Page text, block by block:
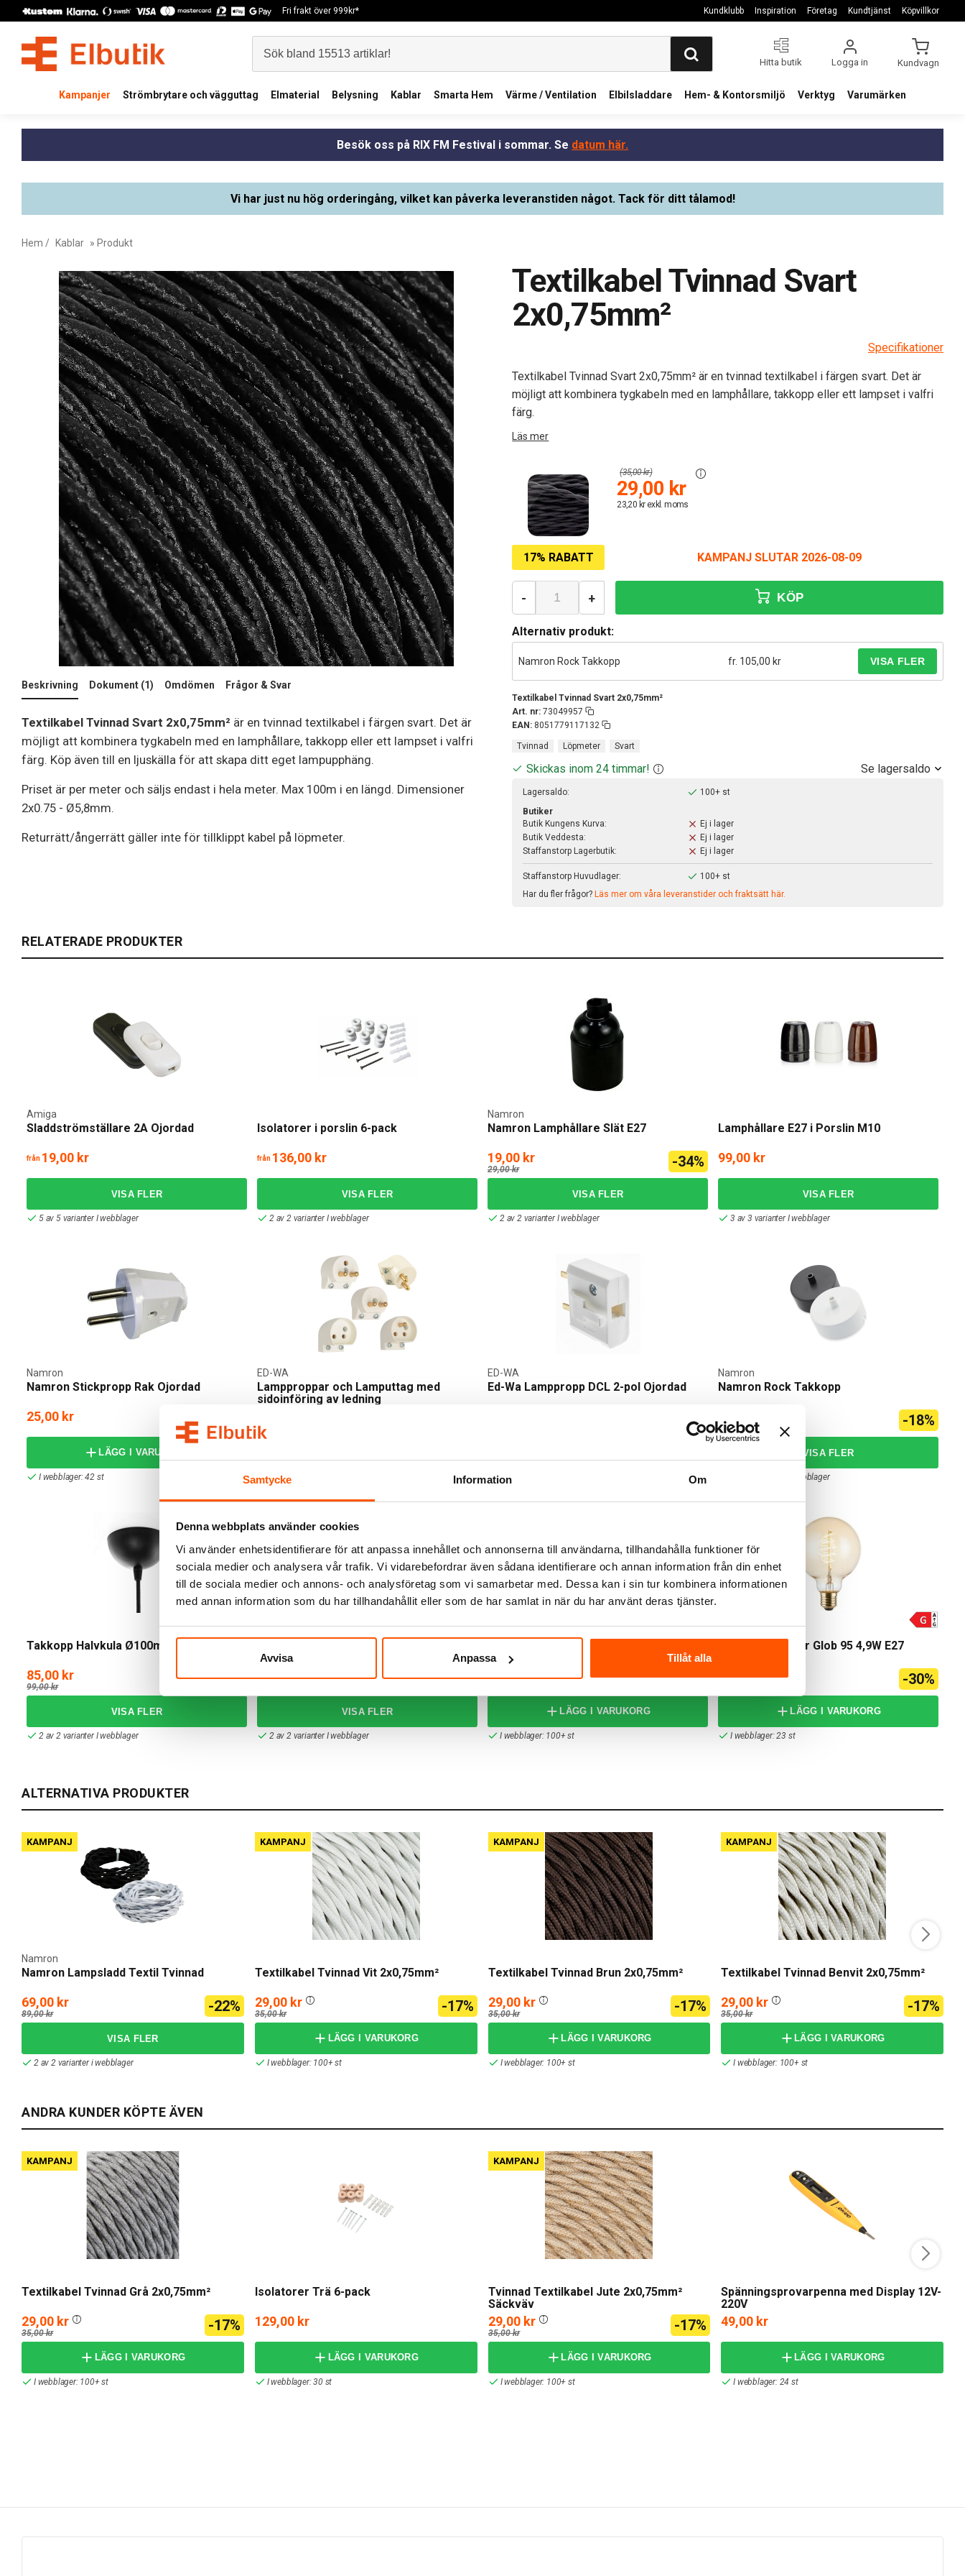
Samtycke Information Om
Denna webbplats använder cookies
Vi använder enhetsidentifierare för att anpassa innehållet och annonserna till användarna, tillhandahålla funktioner för
sociala medier och analysera vår trafik. Vi vidarebefordrar även sådana identifierare och annan information från din enhet
till de sociala medier och annons- och analysföretag som vi samarbetar med. Dessa kan i sin tur kombinera informationen
med annan information som du har tillhandahållit eller som de har samlat in när du har använt deras tjänster.
Avvisa Anpassa Tillåt alla
Fri frakt över 999kr* Kundklubb Inspiration Företag Kundtjänst Köpvillkor
Hitta butik Logga in Kundvagn
Kampanjer Strömbrytare och vägguttag Elmaterial Belysning Kablar Smarta Hem Värme / Ventilation Elbilsladdare Hem- & Kontorsmiljö Verktyg Varumärken
Besök oss på RIX FM Festival i sommar. Se datum här.
Vi har just nu hög orderingång, vilket kan påverka leveranstiden något. Tack för ditt tålamod!
Hem / Kablar » Produkt
Beskrivning Dokument (1) Omdömen Frågor & Svar
Textilkabel Tvinnad Svart 2x0,75mm² är en tvinnad textilkabel i färgen svart. Det är
möjligt att kombinera tygkabeln med en lamphållare, takkopp eller ett lampset i valfri
färg. Köp även till en ljuskälla för att skapa ditt eget lampupphäng.
Priset är per meter och säljs endast i hela meter. Max 100m i en längd. Dimensioner
2x0.75 - Ø5,8mm.
Returrätt/ångerrätt gäller inte för tillklippt kabel på löpmeter.
Textilkabel Tvinnad Svart
2x0,75mm²
Specifikationer
Textilkabel Tvinnad Svart 2x0,75mm² är en tvinnad textilkabel i färgen svart. Det är
möjligt att kombinera tygkabeln med en lamphållare, takkopp eller ett lampset i valfri
färg.
Läs mer
17% RABATT KAMPANJ SLUTAR 2026-08-09
29,00 kr
23,20 kr exkl. moms
(35,00 kr)
Textilkabel Tvinnad Svart 2x0,75mm²
Art. nr: 73049957
EAN: 8051779117132
- + KÖP
Tvinnad Löpmeter Svart
Alternativ produkt:
Namron Rock Takkopp fr. 105,00 kr
Skickas inom 24 timmar! Se lagersaldo
Lagersaldo:
100+ st
Butiker
Butik Kungens Kurva:
Ej i lager
Butik Veddesta:
Ej i lager
Staffanstorp Lagerbutik:
Ej i lager
Staffanstorp Huvudlager:
100+ st
Har du fler frågor? Läs mer om våra leveranstider och fraktsätt här.
RELATERADE PRODUKTER
Sladdströmställare 2A Ojordad
Amiga
från 19,00 kr
5 av 5 varianter I webblager
Isolatorer i porslin 6-pack
från 136,00 kr
2 av 2 varianter I webblager
Namron Lamphållare Slät E27
Namron
19,00 kr
29,00 kr -34%
2 av 2 varianter I webblager
Lamphållare E27 i Porslin M10
99,00 kr
3 av 3 varianter I webblager
Namron Stickpropp Rak Ojordad
Namron
25,00 kr
LÄGG I VARUKORG
I webblager: 42 st
Lampproppar och Lamputtag med
sidoinföring av ledning
ED-WA
4 av 4 varianter I webblager
Ed-Wa Lamppropp DCL 2-pol Ojordad
ED-WA
I webblager: 100+ st
Namron Rock Takkopp
Namron
129,00 kr -18%
2 av 2 varianter I webblager
Takkopp Halvkula Ø100mm
85,00 kr
99,00 kr -14%
2 av 2 varianter I webblager
Vrängbar Gummi
169,00 kr
2 av 2 varianter I webblager
3-pack
99,00 kr
LÄGG I VARUKORG
I webblager: 100+ st
J&EL Flexi Dekor Glob 95 4,9W E27
83,00 kr -30%
LÄGG I VARUKORG
I webblager: 23 st
ALTERNATIVA PRODUKTER
KAMPANJ
Namron Lampsladd Textil Tvinnad
Namron
69,00 kr
89,00 kr -22%
2 av 2 varianter i webblager
KAMPANJ
Textilkabel Tvinnad Vit 2x0,75mm²
29,00 kr
35,00 kr -17%
LÄGG I VARUKORG
I webblager: 100+ st
KAMPANJ
Textilkabel Tvinnad Brun 2x0,75mm²
29,00 kr
35,00 kr -17%
LÄGG I VARUKORG
I webblager: 100+ st
KAMPANJ
Textilkabel Tvinnad Benvit 2x0,75mm²
29,00 kr
35,00 kr -17%
LÄGG I VARUKORG
I webblager: 100+ st
ANDRA KUNDER KÖPTE ÄVEN
KAMPANJ
Textilkabel Tvinnad Grå 2x0,75mm²
29,00 kr
35,00 kr -17%
LÄGG I VARUKORG
I webblager: 100+ st
Isolatorer Trä 6-pack
129,00 kr
LÄGG I VARUKORG
I webblager: 30 st
KAMPANJ
Tvinnad Textilkabel Jute 2x0,75mm²
Säckväv
29,00 kr
35,00 kr -17%
LÄGG I VARUKORG
I webblager: 100+ st
Spänningsprovarpenna med Display 12V-
220V
49,00 kr
LÄGG I VARUKORG
I webblager: 24 st